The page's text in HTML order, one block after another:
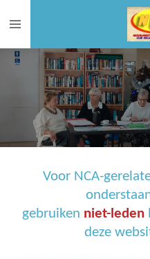
direct
naar
de
hoofdinhoud
Voor NCA-
gebruiken niet-leden
deze